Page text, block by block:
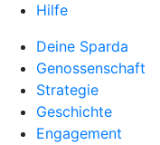
Hilfe
Deine Sparda
Genossenschaft
Strategie
Geschichte
Engagement